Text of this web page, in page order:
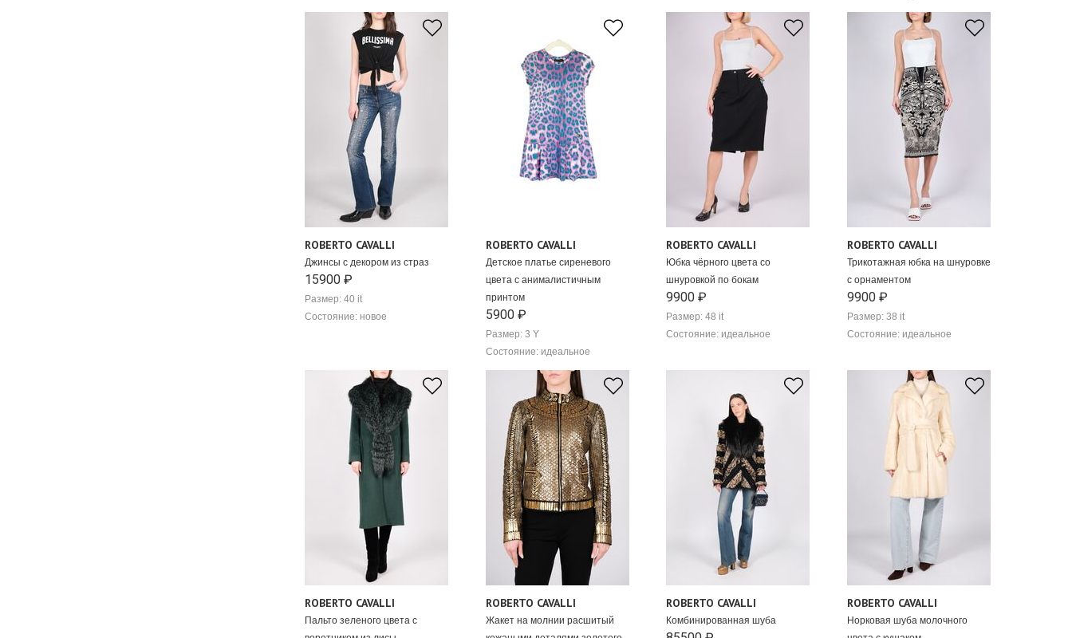
ROBERTO CAVALLI
Джинсы с декором из страз
15900 ₽
Размер: 40 it
Состояние: новое
ROBERTO CAVALLI
Детское платье сиреневого
цвета с анималистичным
принтом
5900 ₽
Размер: 3 Y
Состояние: идеальное
ROBERTO CAVALLI
Юбка чёрного цвета со
шнуровкой по бокам
9900 ₽
Размер: 48 it
Состояние: идеальное
ROBERTO CAVALLI
Трикотажная юбка на шнуровке
с орнаментом
9900 ₽
Размер: 38 it
Состояние: идеальное
ROBERTO CAVALLI
Пальто зеленого цвета с
ROBERTO CAVALLI
Жакет на молнии расшитый
ROBERTO CAVALLI
Комбинированная шуба
ROBERTO CAVALLI
Норковая шуба молочного